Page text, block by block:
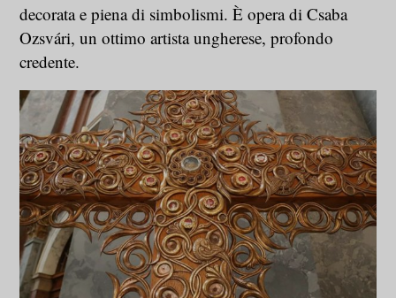
decorata e piena di simbolismi. È opera di Csaba
Ozsvári, un ottimo artista ungherese, profondo
credente.